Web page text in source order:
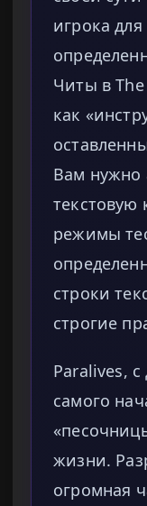
игрока
Читы в
как
Вам нужно
текстовую
режимы
строки
строгие
Paralives,
самого
жизни.
огромная